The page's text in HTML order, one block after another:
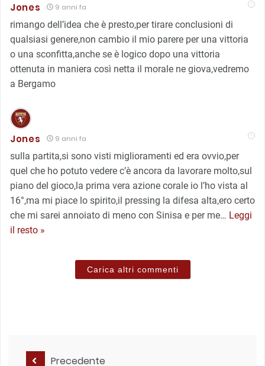
Jones 9 anni fa
rimango dell’idea che è presto,per tirare conclusioni di
qualsiasi genere,non cambio il mio parere per una vittoria
o una sconfitta,anche se è logico dopo una vittoria
ottenuta in maniera così netta il morale ne giova,vedremo
a Bergamo
Jones 9 anni fa
sulla partita,si sono visti miglioramenti ed era ovvio,per
quel che ho potuto vedere c’è ancora da lavorare molto,sul
piano del gioco,la prima vera azione corale io l’ho vista al
16°,ma mi piace lo spirito,il pressing la difesa alta,ero certo
che mi sarei annoiato di meno con Sinisa e per me… Leggi
il resto »
Carica altri commenti
Precedente